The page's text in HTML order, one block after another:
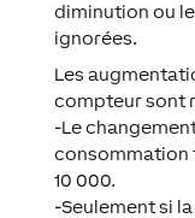
diminution ou
ignorées.
Les
compteur sont
-Le
consommation
10 000.
-Seulement si